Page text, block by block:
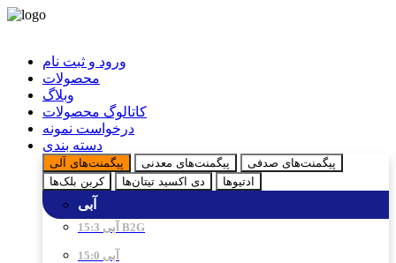
ورود و ثبت نام
محصولات
وبلاگ
کاتالوگ محصولات
درخواست نمونه
دسته بندی
پیگمنت‌های آلی پیگمنت‌های معدنی
پیگمنت‌های صدفی
کربن بلک‌ها
دی اکسید تیتان‌ها ادتیو‌ها
آبی
آبی 15:3 B2G
آبی 15:0